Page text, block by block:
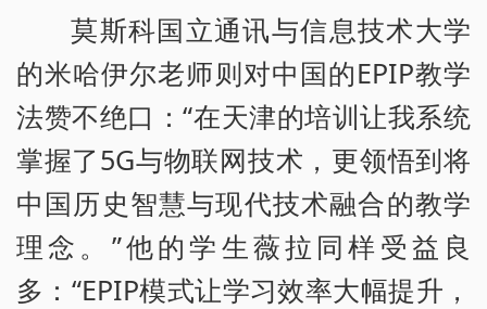
莫斯科国立通讯与信息技术大学
的米哈伊尔老师则对中国的EPIP教学
法赞不绝口：“在天津的培训让我系统
掌握了5G与物联网技术，更领悟到将
中国历史智慧与现代技术融合的教学
理念。”他的学生薇拉同样受益良
多：“EPIP模式让学习效率大幅提升，